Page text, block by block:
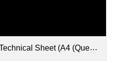
Sheet (A4 (Querformat))